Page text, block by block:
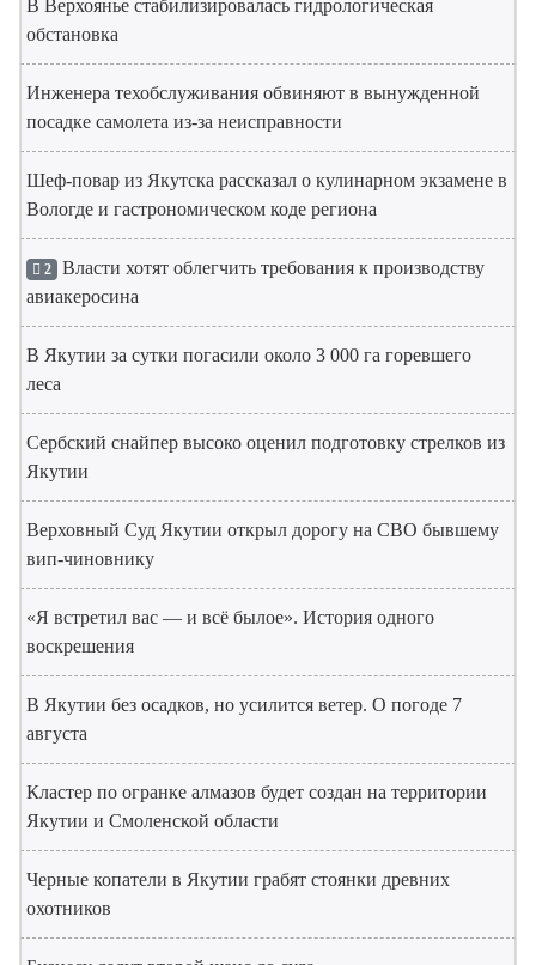
В Верхоянье стабилизировалась гидрологическая
обстановка
Инженера техобслуживания обвиняют в вынужденной
посадке самолета из-за неисправности
Шеф-повар из Якутска рассказал о кулинарном экзамене в
Вологде и гастрономическом коде региона
2 Власти хотят облегчить требования к производству
авиакеросина
В Якутии за сутки погасили около 3 000 га горевшего
леса
Сербский снайпер высоко оценил подготовку стрелков из
Якутии
Верховный Суд Якутии открыл дорогу на СВО бывшему
вип-чиновнику
«Я встретил вас — и всё былое». История одного
воскрешения
В Якутии без осадков, но усилится ветер. О погоде 7
августа
Кластер по огранке алмазов будет создан на территории
Якутии и Смоленской области
Черные копатели в Якутии грабят стоянки древних
охотников